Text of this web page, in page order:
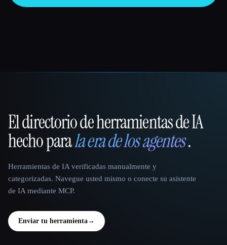
That AI Collection
El directorio de herramientas de IA
hecho parala era de los agentes.
Herramientas de IA verificadas manualmente y
categorizadas. Navegue usted mismo o conecte su asistente
de IA mediante MCP.
Enviar tu herramienta→